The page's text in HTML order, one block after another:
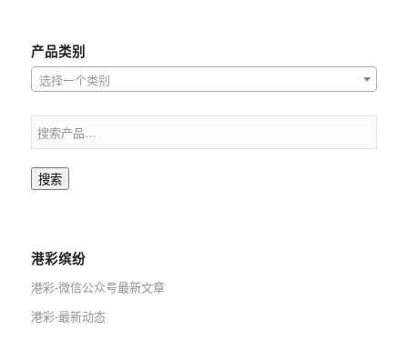
产品类别
选择一个类别
搜索
港彩缤纷
港彩-微信公众号最新文章
港彩-最新动态